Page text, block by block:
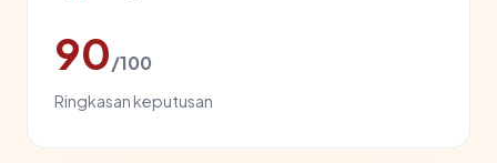
90/100
Ringkasan keputusan